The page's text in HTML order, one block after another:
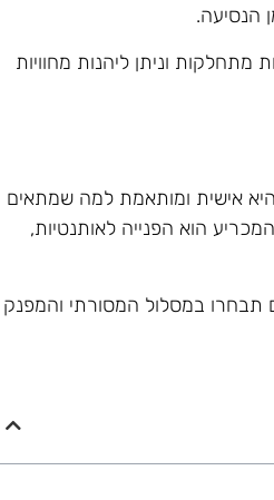
הנסיעה.
וניתן ליהנות מחוויות
אישית ומותאמת למה שמתאים
הוא הפנייה לאותנטיות,
תבחרו במסלול המסורתי והמפנק